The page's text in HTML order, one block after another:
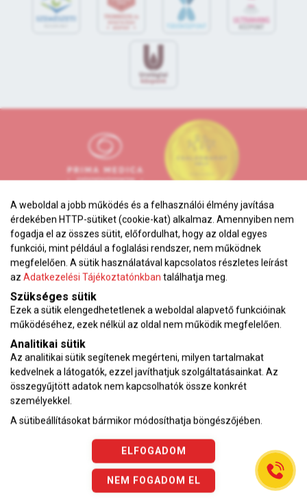
A weboldal a jobb működés és a felhasználói élmény javítása
érdekében HTTP-sütiket (cookie-kat) alkalmaz. Amennyiben nem
fogadja el az összes sütit, előfordulhat, hogy az oldal egyes
funkciói, mint például a foglalási rendszer, nem működnek
megfelelően. A sütik használatával kapcsolatos részletes leírást
az Adatkezelési Tájékoztatónkban találhatja meg.
Szükséges sütik
Ezek a sütik elengedhetetlenek a weboldal alapvető funkcióinak
működéséhez, ezek nélkül az oldal nem működik megfelelően.
Analitikai sütik
Az analitikai sütik segítenek megérteni, milyen tartalmakat
kedvelnek a látogatók, ezzel javíthatjuk szolgáltatásainkat. Az
összegyűjtött adatok nem kapcsolhatók össze konkrét
személyekkel.
A sütibeállításokat bármikor módosíthatja böngészőjében.
ELFOGADOM
NEM FOGADOM EL
Adatkezelési tájékoztató
VEKOP pályázat
Impresszum
ÁSZF
Vérnyomásnapló
Az oldalon feltüntetett árak az ÁFÁ-t tartalmazzák!
Shutterstock.comés aCanva.com
kerültek felhasználásra.
Copyright © 2026 •KardioKözpont.hu• Minden jog fenntartva.
Developed by Appon&György Nándor